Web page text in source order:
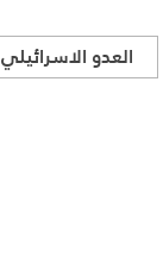
العدو الاسرائيلي